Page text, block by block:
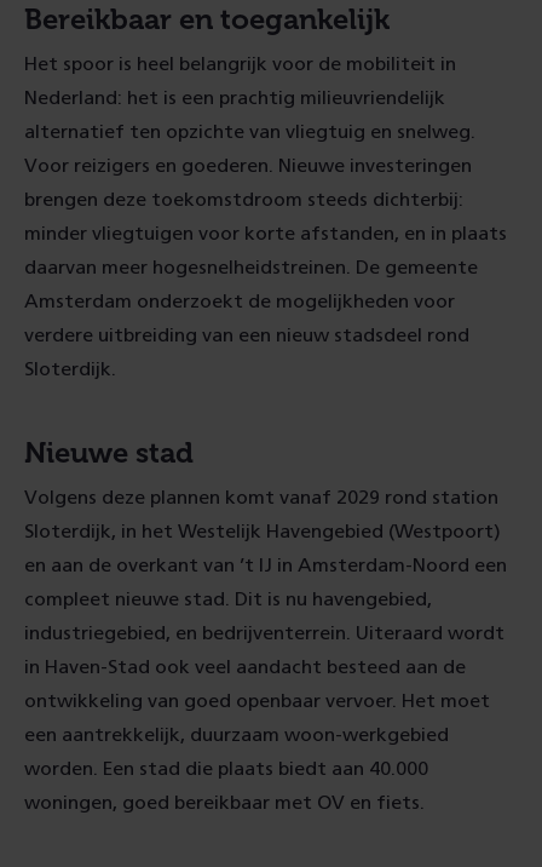
Bereikbaar en toegankelijk
Het spoor is heel belangrijk voor de mobiliteit in
Nederland: het is een prachtig milieuvriendelijk
alternatief ten opzichte van vliegtuig en snelweg.
Voor reizigers en goederen. Nieuwe investeringen
brengen deze toekomstdroom steeds dichterbij:
minder vliegtuigen voor korte afstanden, en in plaats
daarvan meer hogesnelheidstreinen. De gemeente
Amsterdam onderzoekt de mogelijkheden voor
verdere uitbreiding van een nieuw stadsdeel rond
Sloterdijk.
Nieuwe stad
Volgens deze plannen komt vanaf 2029 rond station
Sloterdijk, in het Westelijk Havengebied (Westpoort)
en aan de overkant van ’t IJ in Amsterdam-Noord een
compleet nieuwe stad. Dit is nu havengebied,
industriegebied, en bedrijventerrein. Uiteraard wordt
in Haven-Stad ook veel aandacht besteed aan de
ontwikkeling van goed openbaar vervoer. Het moet
een aantrekkelijk, duurzaam woon-werkgebied
worden. Een stad die plaats biedt aan 40.000
woningen, goed bereikbaar met OV en fiets.